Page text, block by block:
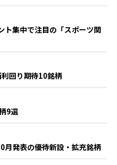
ト集中で注目の「スポーツ関
回り期待10銘柄
9選
月発表の優待新設・拡充銘柄